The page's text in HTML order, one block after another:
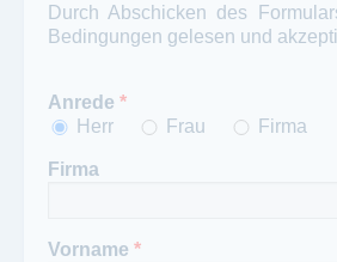
Durch Abschicken des
Bedingungen gelesen und
Anrede *
Herr
Frau Firma
Firma
Vorname *